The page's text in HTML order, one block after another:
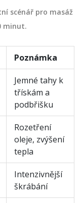
scénář pro masáž
minut.
Poznámka
Jemné tahy k
třískám a
podbřišku
Rozetření
oleje, zvýšení
tepla
Intenzivnější
škrábání